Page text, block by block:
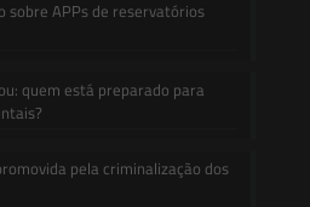
sobre APPs de reservatórios
quem está preparado para
pela criminalização dos